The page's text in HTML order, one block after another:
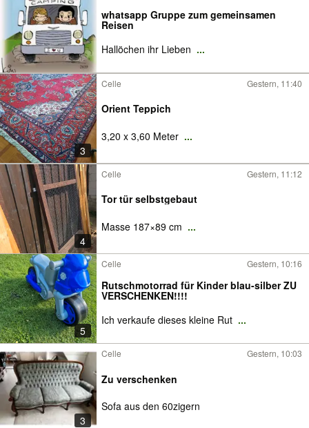
whatsapp Gruppe zum gemeinsamen
Reisen
Hallöchen ihr Lieben ...
3
Celle Gestern, 11:40
Orient Teppich
3,20 x 3,60 Meter ...
4
Celle Gestern, 11:12
Tor tür selbstgebaut
Masse 187×89 cm ...
5
Celle Gestern, 10:16
Rutschmotorrad für Kinder blau-silber ZU
VERSCHENKEN!!!!
Ich verkaufe dieses kleine Rut ...
3
Celle Gestern, 10:03
Zu verschenken
Sofa aus den 60zigern